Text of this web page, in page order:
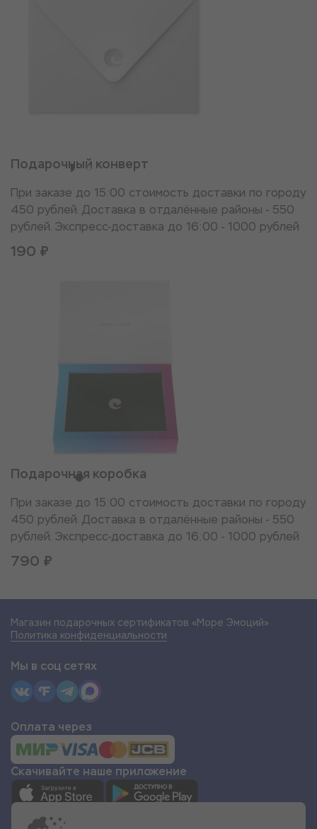
Подарочный конверт
При заказе до 15:00 стоимость доставки по городу
450 рублей. Доставка в отдалённые районы - 550
рублей. Экспресс-доставка до 16:00 - 1000 рублей
190 ₽
Подарочная коробка
При заказе до 15:00 стоимость доставки по городу
450 рублей. Доставка в отдалённые районы - 550
рублей. Экспресс-доставка до 16:00 - 1000 рублей
790 ₽
Магазин подарочных сертификатов «Море Эмоций»
Политика конфиденциальности
Мы в соц сетях
Оплата через
Скачивайте наше приложение